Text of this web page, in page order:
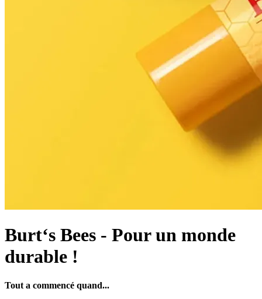
Burt‘s Bees - Pour un monde
durable !
Tout a commencé quand...